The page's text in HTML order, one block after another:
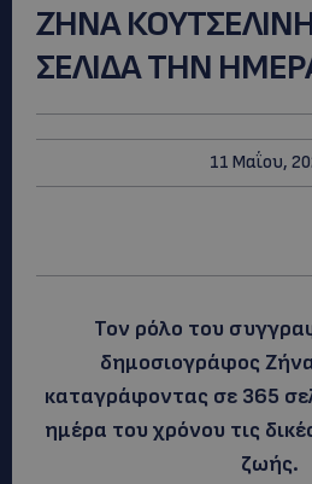
ΖΗΝΑ
ΣΕΛΙΔΑ ΤΗΝ
11 Μαΐου,
Τον ρόλο του
δημοσιογράφος
καταγράφοντας σε 365
ημέρα του χρόνου τις
ζωής.